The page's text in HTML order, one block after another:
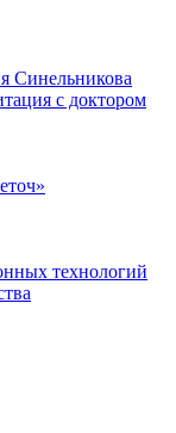
Синельникова
с доктором
технологий